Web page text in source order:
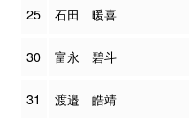
25 石田 暖喜
30 富永 碧斗
31 渡邉 皓靖